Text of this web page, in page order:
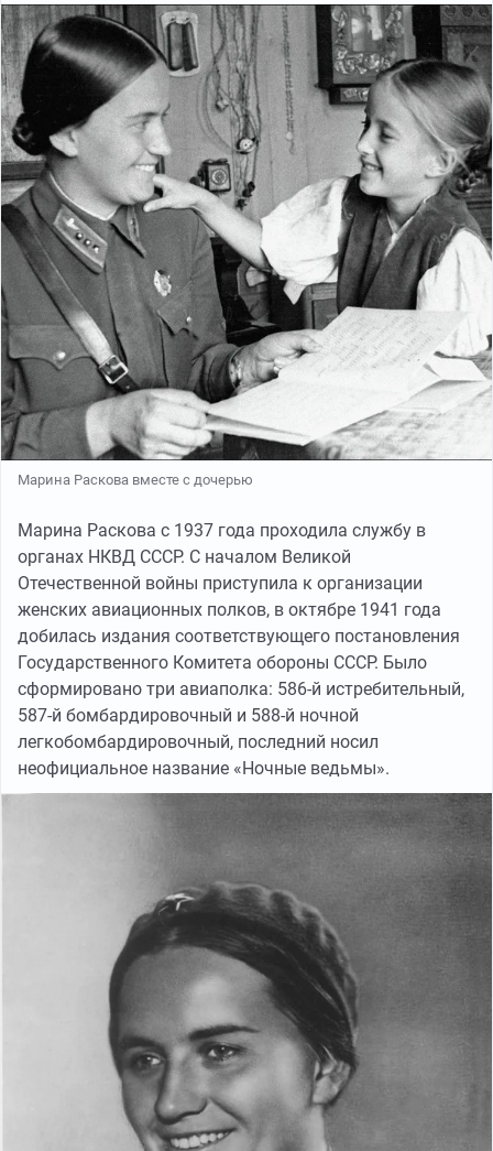
Марина Раскова вместе с дочерью
Марина Раскова с 1937 года проходила службу в
органах НКВД СССР. С началом Великой
Отечественной войны приступила к организации
женских авиационных полков, в октябре 1941 года
добилась издания соответствующего постановления
Государственного Комитета обороны СССР. Было
сформировано три авиаполка: 586-й истребительный,
587-й бомбардировочный и 588-й ночной
легкобомбардировочный, последний носил
неофициальное название «Ночные ведьмы».